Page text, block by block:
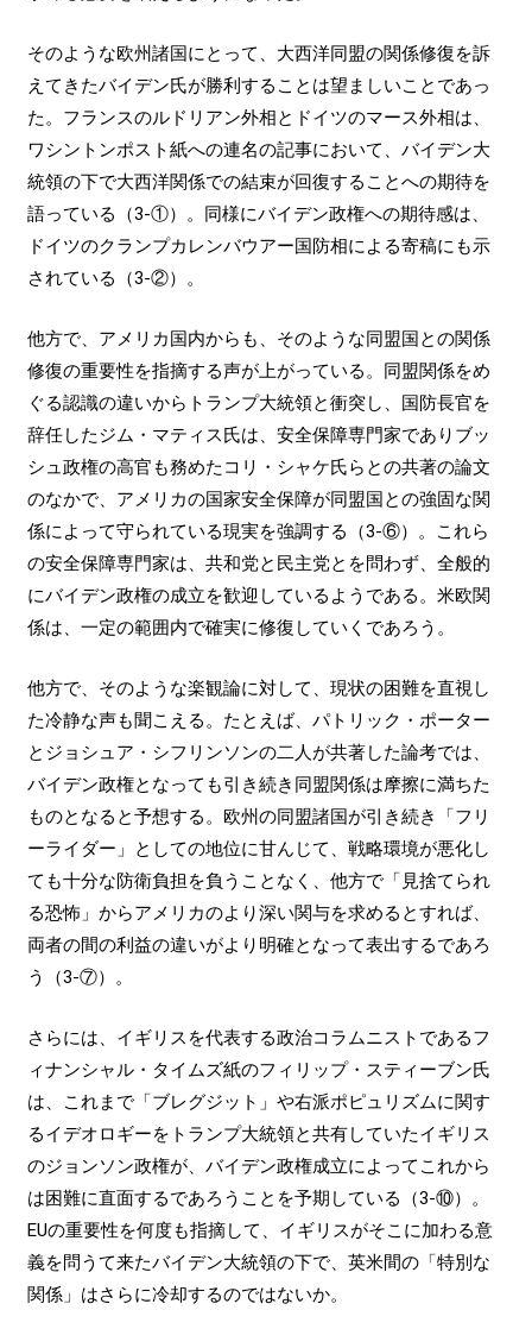
そのような欧州諸国にとって、大西洋同盟の関係修復を訴
えてきたバイデン氏が勝利することは望ましいことであっ
た。フランスのルドリアン外相とドイツのマース外相は、
ワシントンポスト紙への連名の記事において、バイデン大
統領の下で大西洋関係での結束が回復することへの期待を
語っている（3-①）。同様にバイデン政権への期待感は、
ドイツのクランプカレンバウアー国防相による寄稿にも示
されている（3-②）。
他方で、アメリカ国内からも、そのような同盟国との関係
修復の重要性を指摘する声が上がっている。同盟関係をめ
ぐる認識の違いからトランプ大統領と衝突し、国防長官を
辞任したジム・マティス氏は、安全保障専門家でありブッ
シュ政権の高官も務めたコリ・シャケ氏らとの共著の論文
のなかで、アメリカの国家安全保障が同盟国との強固な関
係によって守られている現実を強調する（3-⑥）。これら
の安全保障専門家は、共和党と民主党とを問わず、全般的
にバイデン政権の成立を歓迎しているようである。米欧関
係は、一定の範囲内で確実に修復していくであろう。
他方で、そのような楽観論に対して、現状の困難を直視し
た冷静な声も聞こえる。たとえば、パトリック・ポーター
とジョシュア・シフリンソンの二人が共著した論考では、
バイデン政権となっても引き続き同盟関係は摩擦に満ちた
ものとなると予想する。欧州の同盟諸国が引き続き「フリ
ーライダー」としての地位に甘んじて、戦略環境が悪化し
ても十分な防衛負担を負うことなく、他方で「見捨てられ
る恐怖」からアメリカのより深い関与を求めるとすれば、
両者の間の利益の違いがより明確となって表出するであろ
う（3-⑦）。
さらには、イギリスを代表する政治コラムニストであるフ
ィナンシャル・タイムズ紙のフィリップ・スティーブン氏
は、これまで「ブレグジット」や右派ポピュリズムに関す
るイデオロギーをトランプ大統領と共有していたイギリス
のジョンソン政権が、バイデン政権成立によってこれから
は困難に直面するであろうことを予期している（3-⑩）。
EUの重要性を何度も指摘して、イギリスがそこに加わる意
義を問うて来たバイデン大統領の下で、英米間の「特別な
関係」はさらに冷却するのではないか。